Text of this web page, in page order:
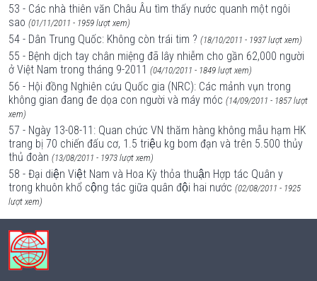
53 - Các nhà thiên văn Châu Âu tìm thấy nước quanh một ngôi
sao (01/11/2011 - 1959 lượt xem)
54 - Dân Trung Quốc: Không còn trái tim ? (18/10/2011 - 1937 lượt xem)
55 - Bệnh dịch tay chân miệng đã lây nhiễm cho gần 62,000 người
ở Việt Nam trong tháng 9-2011 (04/10/2011 - 1849 lượt xem)
56 - Hội đồng Nghiên cứu Quốc gia (NRC): Các mảnh vụn trong
không gian đang đe dọa con người và máy móc (14/09/2011 - 1857 lượt
xem)
57 - Ngày 13-08-11: Quan chức VN thăm hàng không mẫu hạm HK
trang bị 70 chiến đấu cơ, 1.5 triệu kg bom đạn và trên 5.500 thủy
thủ đoàn (13/08/2011 - 1973 lượt xem)
58 - Đại diện Việt Nam và Hoa Kỳ thỏa thuận Hợp tác Quân y
trong khuôn khổ cộng tác giữa quân đội hai nước (02/08/2011 - 1925
lượt xem)